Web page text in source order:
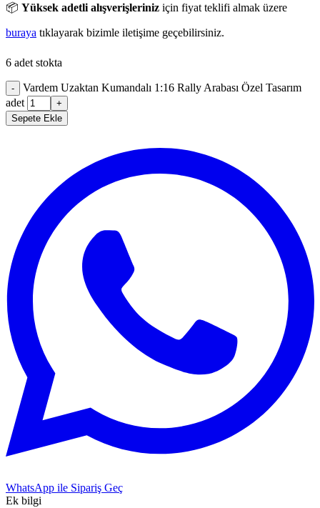
📦 Yüksek adetli alışverişleriniz için fiyat teklifi almak üzere
buraya tıklayarak bizimle iletişime geçebilirsiniz.
6 adet stokta
-
Vardem Uzaktan Kumandalı 1:16 Rally Arabası Özel Tasarım
adet
+
Sepete Ekle
WhatsApp ile Sipariş Geç
Ek bilgi